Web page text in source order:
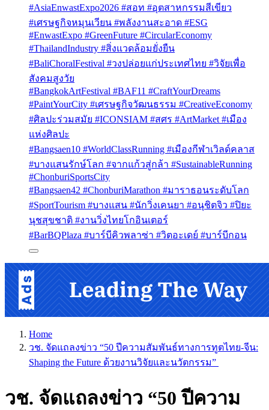
#AsiaEnwastExpo2026 #สอท #อุตสาหกรรมสีเขียว
#เศรษฐกิจหมุนเวียน #พลังงานสะอาด #ESG
#EnwastExpo #GreenFuture #CircularEconomy
#ThailandIndustry #สิ่งแวดล้อมยั่งยืน
#BaliChoralFestival #วงปล่อยแก่ประเทศไทย #วิจัยเพื่อ
สังคมสูงวัย
#BangkokArtFestival #BAF11 #CraftYourDreams
#PaintYourCity #เศรษฐกิจวัฒนธรรม #CreativeEconomy
#ศิลปะร่วมสมัย #ICONSIAM #สศร #ArtMarket #เมือง
แห่งศิลปะ
#Bangsaen10 #WorldClassRunning #เมืองกีฬาเวิลด์คลาส
#บางแสนรักษ์โลก #จากแก้วสู่กล้า #SustainableRunning
#ChonburiSportsCity
#Bangsaen42 #ChonburiMarathon #มาราธอนระดับโลก
#SportTourism #บางแสน #นักวิ่งเคนยา #อนุชิตจิว #ปิยะ
นุชสุขชาติ #งานวิ่งไทยโกอินเตอร์
#BarBQPlaza #บาร์บีคิวพลาซ่า #วิตอะเดย์ #บาร์บีกอน
Home
วช. จัดแถลงข่าว “50 ปีความสัมพันธ์ทางการทูตไทย-จีน:
Shaping the Future ด้วยงานวิจัยและนวัตกรรม”
วช. จัดแถลงข่าว “50 ปีความ